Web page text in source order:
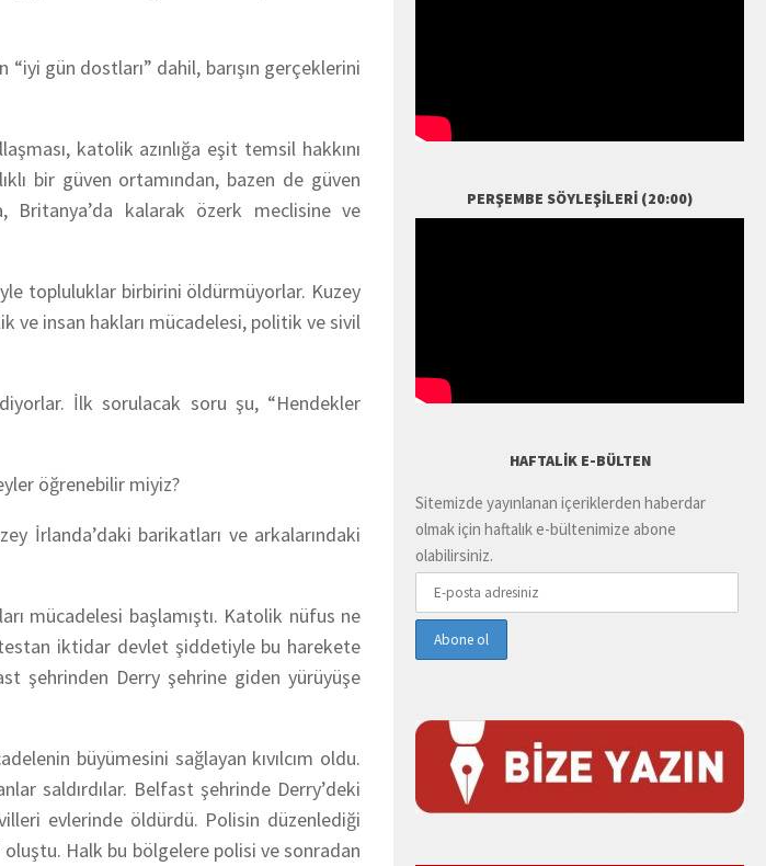
gün dostları” dahil, barışın gerçeklerini
katolik azınlığa eşit temsil hakkını
bir güven ortamından, bazen de güven
Britanya’da kalarak özerk meclisine ve
topluluklar birbirini öldürmüyorlar. Kuzey
ve insan hakları mücadelesi, politik ve sivil
İlk sorulacak soru şu, “Hendekler
öğrenebilir miyiz?
İrlanda’daki barikatları ve arkalarındaki
mücadelesi başlamıştı. Katolik nüfus ne
iktidar devlet şiddetiyle bu harekete
şehrinden Derry şehrine giden yürüyüşe
büyümesini sağlayan kıvılcım oldu.
saldırdılar. Belfast şehrinde Derry’deki
evlerinde öldürdü. Polisin düzenlediği
Halk bu bölgelere polisi ve sonradan
PERŞEMBE SÖYLEŞILERI (20:00)
HAFTALIK E-BÜLTEN
Sitemizde yayınlanan içeriklerden haberdar
olmak için haftalık e-bültenimize abone
olabilirsiniz.